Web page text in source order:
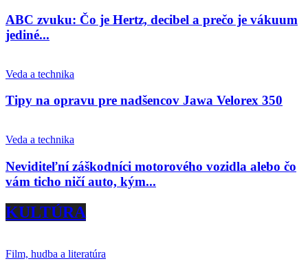
ABC zvuku: Čo je Hertz, decibel a prečo je vákuum
jediné...
Veda a technika
Tipy na opravu pre nadšencov Jawa Velorex 350
Veda a technika
Neviditeľní záškodníci motorového vozidla alebo čo
vám ticho ničí auto, kým...
KULTÚRA
Film, hudba a literatúra